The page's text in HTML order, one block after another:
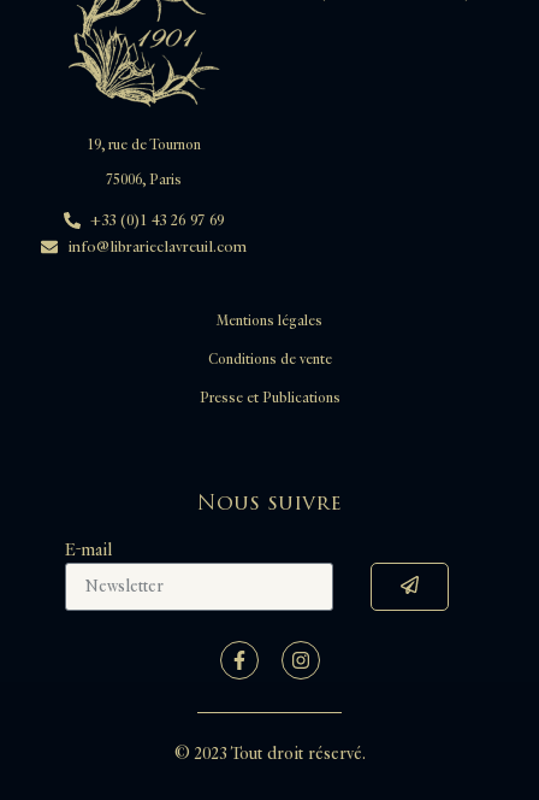
19, rue de Tournon
75006, Paris
+33 (0)1 43 26 97 69
info@librarieclavreuil.com
Mentions légales
Conditions de vente
Presse et Publications
Nous suivre
E-mail
© 2023 Tout droit réservé.